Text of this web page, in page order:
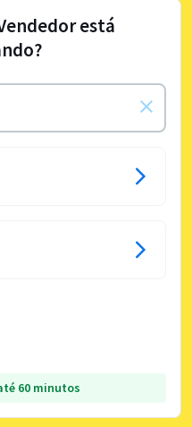
está
60 minutos